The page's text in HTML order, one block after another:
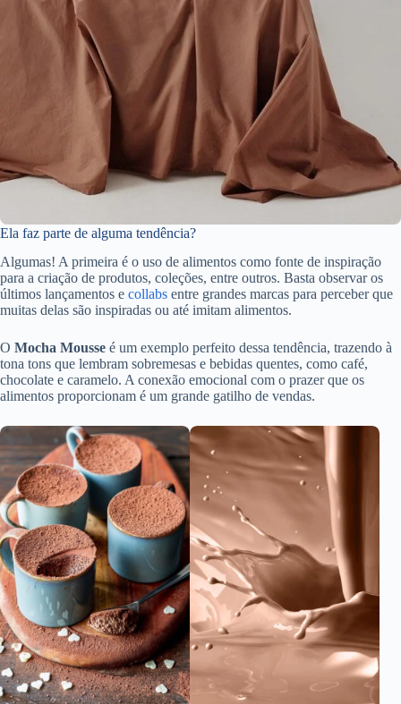
Ela faz parte de alguma tendência?
Algumas! A primeira é o uso de alimentos como fonte de inspiração
para a criação de produtos, coleções, entre outros. Basta observar os
últimos lançamentos e collabs entre grandes marcas para perceber que
muitas delas são inspiradas ou até imitam alimentos.
O Mocha Mousse é um exemplo perfeito dessa tendência, trazendo à
tona tons que lembram sobremesas e bebidas quentes, como café,
chocolate e caramelo. A conexão emocional com o prazer que os
alimentos proporcionam é um grande gatilho de vendas.